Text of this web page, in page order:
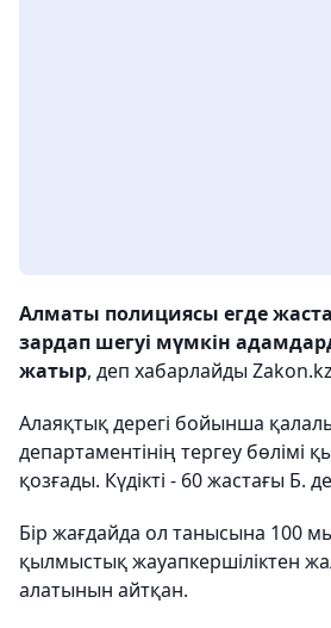
Алматы полициясы егде
зардап шегуі мүмкін
жатыр, деп хабарлайды
Алаяқтық дерегі бойынша
департаментінің тергеу бөлімі
қозғады. Күдікті - 60 жастағы Б.
Бір жағдайда ол танысына 100
қылмыстық жауапкершіліктен
алатынын айтқан.